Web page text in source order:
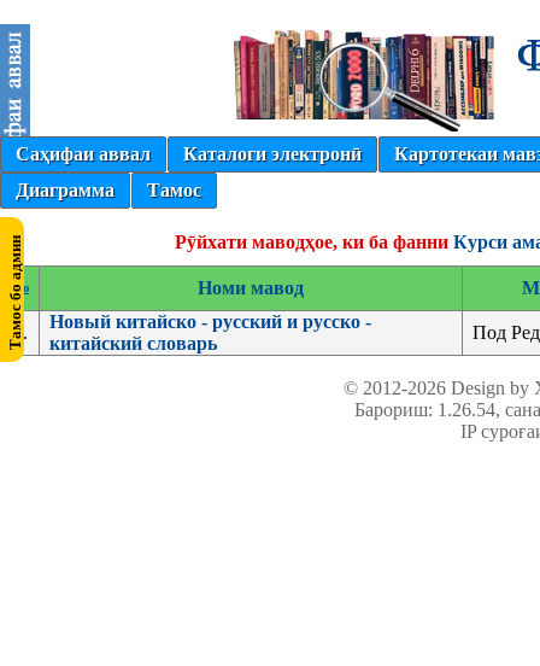
Саҳифаи аввал Каталоги электронӣ
Картотекаи
Диаграмма
Тамос
Рӯйхати маводҳое, ки ба фанни Курси
№ Номи мавод
1.
Новый китайско - русский и русско -
китайский словарь
Под
© 2012-2026 Design
Барориш: 1.26.54,
IP